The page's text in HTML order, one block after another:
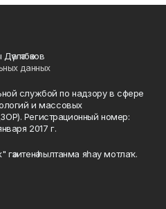
данных
службой по надзору в сфере
и массовых
Регистрационный номер:
2017 г.
гәзитенә һылтанма яһау мотлаҡ.